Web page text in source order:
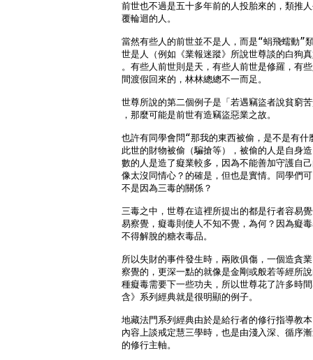
前世也不過是五十多年前的人投胎來的，類推
覆輪迴的人。
當然有些人的前世並不是人，而是“蜎飛蠕動”
世是人（例如《業報迷蹤》所說世尊談的白狗
。有些人前世則是天，有些人前世是修羅，有
間渡假回來的，林林總總不一而足。
世尊所說的第二個例子是「若遇竊盜者說貧窮
，那麼可能是前世有造竊盜惡業之故。
也許有同學會問“那我的東西被偷，是不是有
此世的財物被偷（騙搶等），被偷的人是自身
數的人是造了癡業較多，因為不能善加守護自
像太沒同情心？的確是，但也是實情。同學們
不是因為三毒的關係？
三毒之中，世尊在這裡所提出的都是行者容易
易察覺，癡毒則使人不知不覺，為何？因為癡
不得解脫的糖衣毒品。
所以失財的事件發生時，兩敗俱傷，一個造貪
察覺的，更深一點的就像是金剛或般若等經所
種癡毒需要下一些功夫，所以世尊花了許多時
含》系列經典就是很明顯的例子。
地藏法門系列經典由於是給行者的修行指導教
內容上談戒定慧三學時，也是由淺入深、循序
的修行主軸。